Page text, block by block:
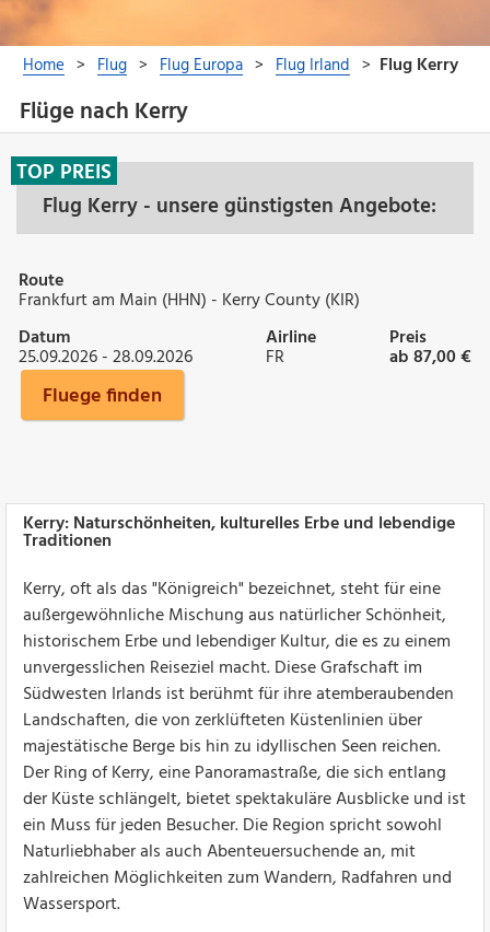
Flüge nach Kerry
Flug Kerry - unsere günstigsten Angebote:
TOP PREIS
Route
Frankfurt am Main (HHN) - Kerry County (KIR)
Datum
25.09.2026 - 28.09.2026
Airline
FR
Preis
ab 87,00 €
Fluege finden
Kerry: Naturschönheiten, kulturelles Erbe und lebendige
Traditionen
Kerry, oft als das "Königreich" bezeichnet, steht für eine
außergewöhnliche Mischung aus natürlicher Schönheit,
historischem Erbe und lebendiger Kultur, die es zu einem
unvergesslichen Reiseziel macht. Diese Grafschaft im
Südwesten Irlands ist berühmt für ihre atemberaubenden
Landschaften, die von zerklüfteten Küstenlinien über
majestätische Berge bis hin zu idyllischen Seen reichen.
Der Ring of Kerry, eine Panoramastraße, die sich entlang
der Küste schlängelt, bietet spektakuläre Ausblicke und ist
ein Muss für jeden Besucher. Die Region spricht sowohl
Naturliebhaber als auch Abenteuersuchende an, mit
zahlreichen Möglichkeiten zum Wandern, Radfahren und
Wassersport.